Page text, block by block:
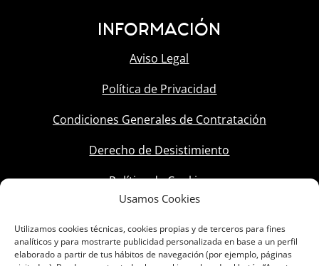
Usamos Cookies
Utilizamos cookies técnicas, cookies propias y de terceros para fines
analíticos y para mostrarte publicidad personalizada en base a un perfil
elaborado a partir de tus hábitos de navegación (por ejemplo, páginas
INFORMACIÓN
Aviso Legal
Política de Privacidad
Condiciones Generales de Contratación
Derecho de Desistimiento
Política de Cookies